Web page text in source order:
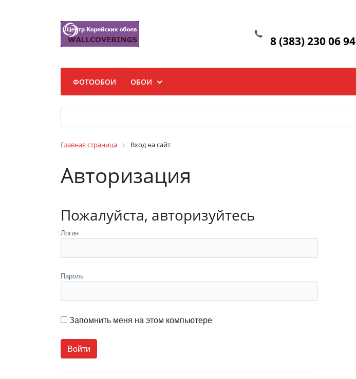
8 (383) 230 06 94
ФОТООБОИ ОБОИ
Главная страница Вход на сайт
Авторизация
Пожалуйста, авторизуйтесь
Логин
Пароль
Запомнить меня на этом компьютере